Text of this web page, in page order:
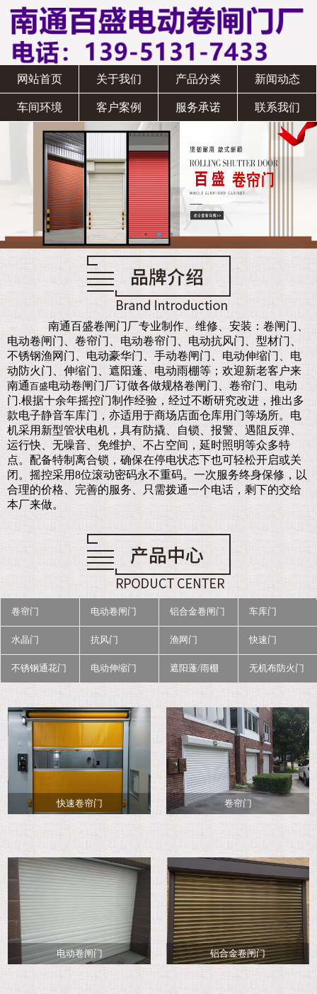
网站首页 关于我们 产品分类 新闻动态
车间环境 客户案例 服务承诺 联系我们
南通百盛卷闸门厂专业制作、维修、安装：卷闸门、
电动卷闸门、卷帘门、电动卷帘门、电动抗风门、型材门、
不锈钢渔网门、电动豪华门、手动卷闸门、电动伸缩门、电
动防火门、伸缩门、遮阳蓬、电动雨棚等；欢迎新老客户来
南通 百盛电动卷闸门厂订做各做规格卷闸门、卷帘门、电动
门.根据十余年摇控门制作经验，经过不断研究改进，推出多
款电子静音车库门，亦适用于商场店面仓库用门等场所。电
机采用新型管状电机，具有防撬、自锁、报警、遇阻反弹、
运行快、无噪音、免维护、不占空间，延时照明等众多特
点。配备特制离合锁，确保在停电状态下也可轻松开启或关
闭。摇控采用8位滚动密码永不重码。一次服务终身保修，以
合理的价格、完善的服务、只需拨通一个电话，剩下的交给
本厂来做。
卷帘门 电动卷闸门 铝合金卷闸门 车库门
水晶门 抗风门 渔网门 快速门
不锈钢通花门 电动伸缩门 遮阳蓬/雨棚 无机布防火门
快速卷帘门 卷帘门
电动卷闸门 铝合金卷闸门